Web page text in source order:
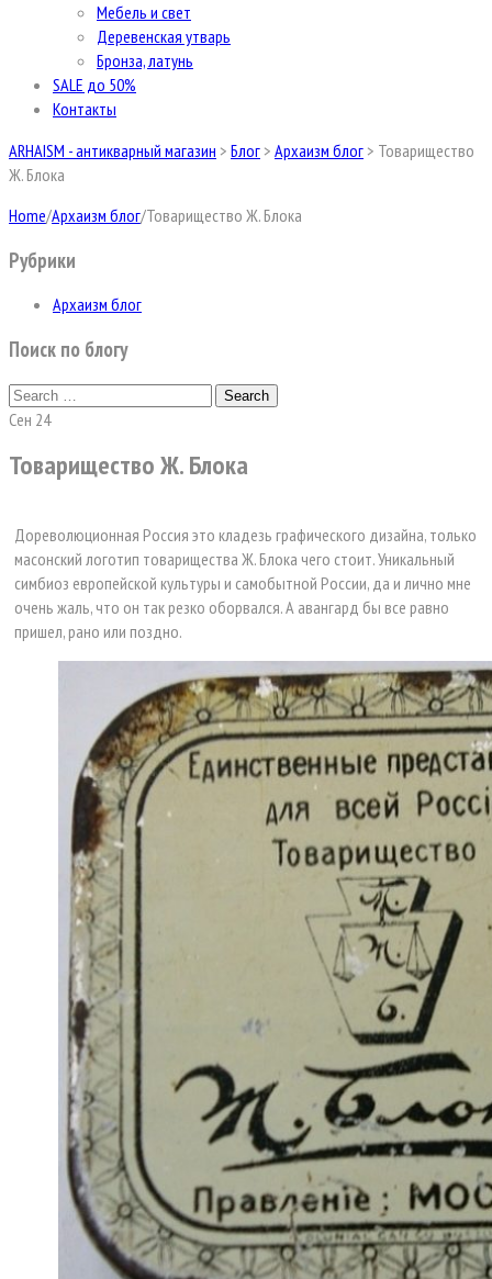
Мебель и свет
Деревенская утварь
Бронза, латунь
SALE до 50%
Контакты
ARHAISM - антикварный магазин > Блог > Архаизм блог > Товарищество
Ж. Блока
Home/Архаизм блог/Товарищество Ж. Блока
Рубрики
Архаизм блог
Поиск по блогу
Search
for
Search
Сен 24
Товарищество Ж. Блока
Дореволюционная Россия это кладезь графического дизайна, только
масонский логотип товарищества Ж. Блока чего стоит. Уникальный
симбиоз европейской культуры и самобытной России, да и лично мне
очень жаль, что он так резко оборвался. А авангард бы все равно
пришел, рано или поздно.